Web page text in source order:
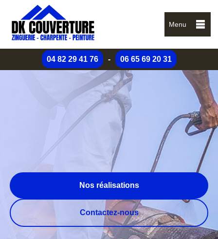
Menu
04 82 29 41 76 - 06 65 69 20 31
Nos réalisations
Contactez-nous